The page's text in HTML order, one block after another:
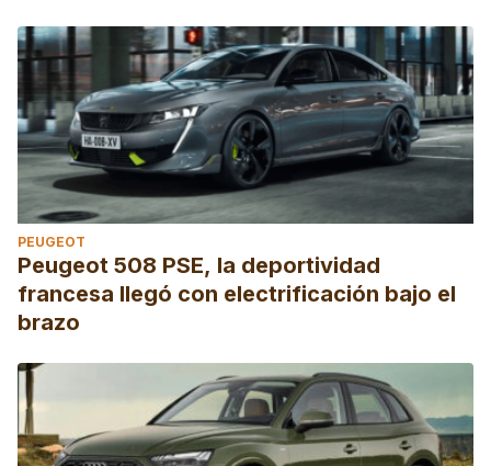
PEUGEOT
Peugeot 508 PSE, la deportividad
francesa llegó con electrificación bajo el
brazo